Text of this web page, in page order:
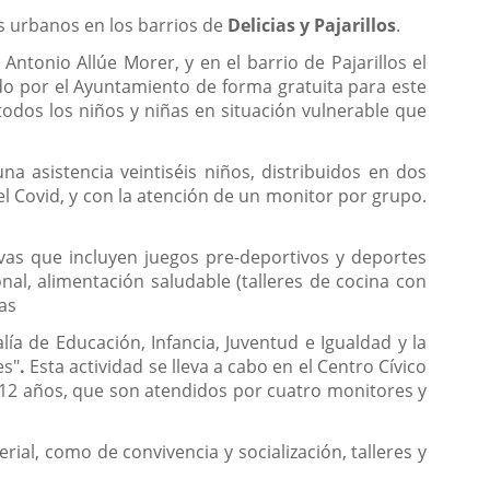
urbanos en los barrios de Delicias y Pajarillos.
Allúe Morer, y en el barrio de Pajarillos el
por el Ayuntamiento de forma gratuita para este
los niños y niñas en situación vulnerable que
asistencia veintiséis niños, distribuidos en dos
Covid, y con la atención de un monitor por grupo.
que incluyen juegos pre-deportivos y deportes
alimentación saludable (talleres de cocina con
de Educación, Infancia, Juventud e Igualdad y la
. Esta actividad se lleva a cabo en el Centro Cívico
años, que son atendidos por cuatro monitores y
como de convivencia y socialización, talleres y